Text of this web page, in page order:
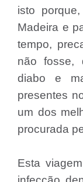
isto
Madeira e
tempo,
não fosse,
diabo e
presentes
um dos
procurada
Esta